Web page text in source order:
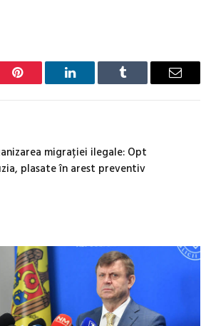
Pinterest LinkedIn Tumblr Email
migrației ilegale: Opt
plasate în arest preventiv